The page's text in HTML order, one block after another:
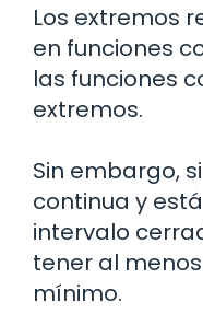
Los extremos
en funciones
las funciones
extremos.
Sin embargo,
continua y
intervalo
tener al
mínimo.